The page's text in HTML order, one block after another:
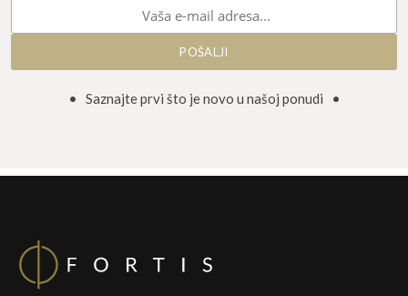
• Saznajte prvi što je novo u našoj ponudi •